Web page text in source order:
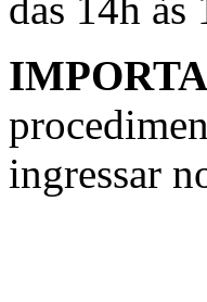
ingressar